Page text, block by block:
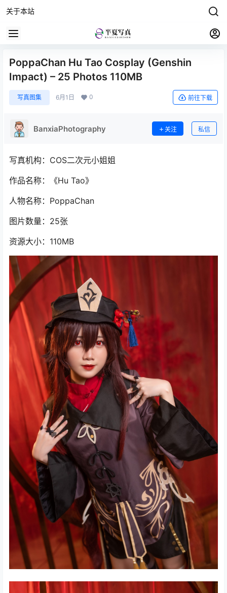
关于本站
PoppaChan Hu Tao Cosplay (Genshin
Impact) – 25 Photos 110MB
写真图集 6月1日 0 前往下载
BanxiaPhotography 关注 私信
写真机构：COS二次元小姐姐
作品名称：《Hu Tao》
人物名称：PoppaChan
图片数量：25张
资源大小：110MB